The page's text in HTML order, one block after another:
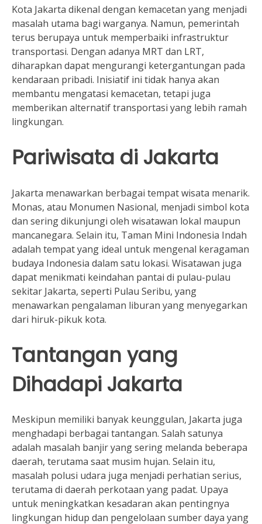
Kota Jakarta dikenal dengan kemacetan yang menjadi
masalah utama bagi warganya. Namun, pemerintah
terus berupaya untuk memperbaiki infrastruktur
transportasi. Dengan adanya MRT dan LRT,
diharapkan dapat mengurangi ketergantungan pada
kendaraan pribadi. Inisiatif ini tidak hanya akan
membantu mengatasi kemacetan, tetapi juga
memberikan alternatif transportasi yang lebih ramah
lingkungan.
Pariwisata di Jakarta
Jakarta menawarkan berbagai tempat wisata menarik.
Monas, atau Monumen Nasional, menjadi simbol kota
dan sering dikunjungi oleh wisatawan lokal maupun
mancanegara. Selain itu, Taman Mini Indonesia Indah
adalah tempat yang ideal untuk mengenal keragaman
budaya Indonesia dalam satu lokasi. Wisatawan juga
dapat menikmati keindahan pantai di pulau-pulau
sekitar Jakarta, seperti Pulau Seribu, yang
menawarkan pengalaman liburan yang menyegarkan
dari hiruk-pikuk kota.
Tantangan yang
Dihadapi Jakarta
Meskipun memiliki banyak keunggulan, Jakarta juga
menghadapi berbagai tantangan. Salah satunya
adalah masalah banjir yang sering melanda beberapa
daerah, terutama saat musim hujan. Selain itu,
masalah polusi udara juga menjadi perhatian serius,
terutama di daerah perkotaan yang padat. Upaya
untuk meningkatkan kesadaran akan pentingnya
lingkungan hidup dan pengelolaan sumber daya yang